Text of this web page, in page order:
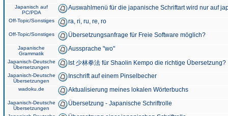
Japanisch auf
PC/PDA
Auswahlmenü für die japanische Schriftart wird nur auf
Off-Topic/Sonstiges ra, ri, ru, re, ro
Off-Topic/Sonstiges Übersetzungsanfrage für Freie Software möglich?
Japanische
Grammatik
Aussprache "wo"
Japanisch-Deutsche
Übersetzungen
Ist 少林拳法 für Shaolin Kempo die richtige Übersetzung?
Japanisch-Deutsche
Übersetzungen
Inschrift auf einem Pinselbecher
wadoku.de Aktualisierung meines lokalen Wörterbuchs
Japanisch-Deutsche
Übersetzungen
Übersetzung - Japanische Schriftrolle